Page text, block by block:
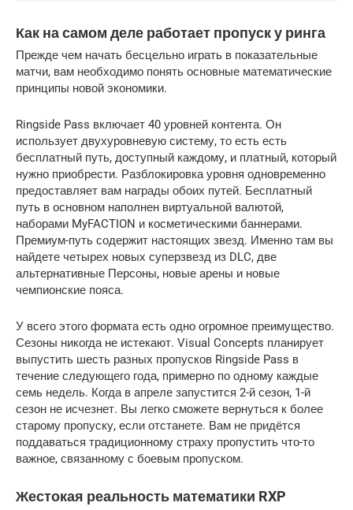
Как на самом деле работает пропуск у ринга
Прежде чем начать бесцельно играть в показательные
матчи, вам необходимо понять основные математические
принципы новой экономики.
Ringside Pass включает 40 уровней контента. Он
использует двухуровневую систему, то есть есть
бесплатный путь, доступный каждому, и платный, который
нужно приобрести. Разблокировка уровня одновременно
предоставляет вам награды обоих путей. Бесплатный
путь в основном наполнен виртуальной валютой,
наборами MyFACTION и косметическими баннерами.
Премиум-путь содержит настоящих звезд. Именно там вы
найдете четырех новых суперзвезд из DLC, две
альтернативные Персоны, новые арены и новые
чемпионские пояса.
У всего этого формата есть одно огромное преимущество.
Сезоны никогда не истекают. Visual Concepts планирует
выпустить шесть разных пропусков Ringside Pass в
течение следующего года, примерно по одному каждые
семь недель. Когда в апреле запустится 2-й сезон, 1-й
сезон не исчезнет. Вы легко сможете вернуться к более
старому пропуску, если отстанете. Вам не придётся
поддаваться традиционному страху пропустить что-то
важное, связанному с боевым пропуском.
Жестокая реальность математики RXP